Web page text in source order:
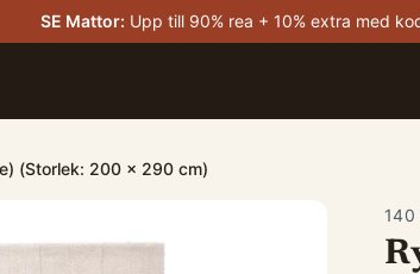
SE Mattor: Upp till 90% rea + 10% extra med
(Storlek: 200 x 290 cm)
140